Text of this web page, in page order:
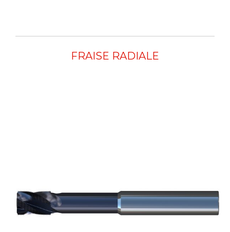
FRAISE RADIALE